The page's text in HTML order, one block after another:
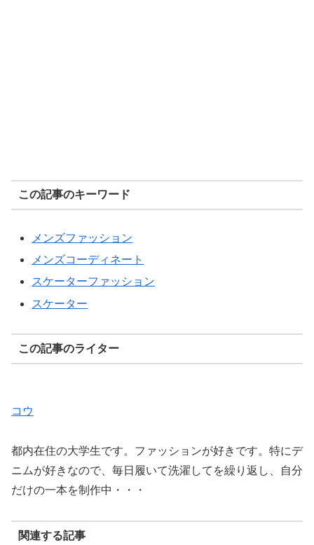
この記事のキーワード
メンズファッション
メンズコーディネート
スケーターファッション
スケーター
この記事のライター
コウ
都内在住の大学生です。ファッションが好きです。特にデ
ニムが好きなので、毎日履いて洗濯してを繰り返し、自分
だけの一本を制作中・・・
関連する記事